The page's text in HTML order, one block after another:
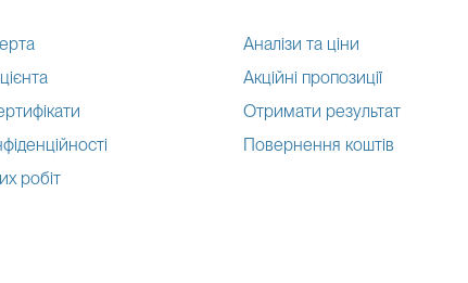
робіт
Аналізи та ціни
Акційні пропозиції
Отримати результат
Повернення коштів